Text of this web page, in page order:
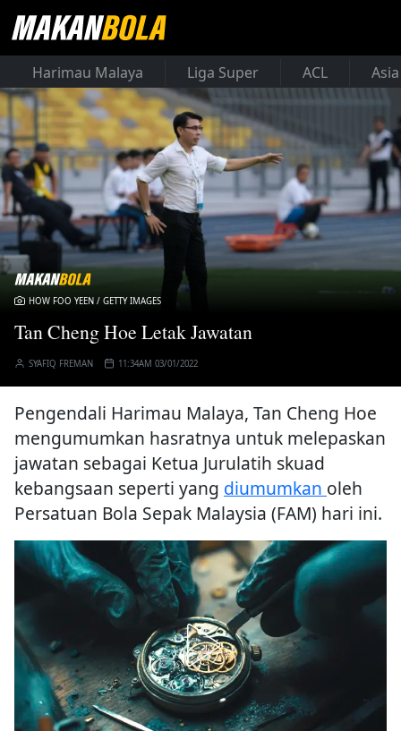
Harimau Malaya Liga Super ACL
HOW FOO YEEN / GETTY IMAGES
Tan Cheng Hoe Letak Jawatan
SYAFIQ FREMAN 11:34AM 03/01/2022
Pengendali Harimau Malaya, Tan Cheng Hoe
mengumumkan hasratnya untuk melepaskan
jawatan sebagai Ketua Jurulatih skuad
kebangsaan seperti yang diumumkan oleh
Persatuan Bola Sepak Malaysia (FAM) hari ini.